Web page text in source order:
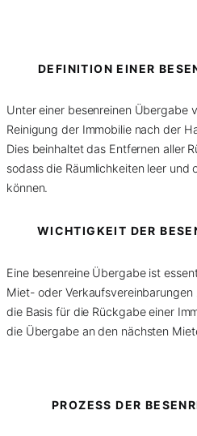
DEFINITION EINER
Unter einer besenreinen Übergabe
Reinigung der Immobilie nach der
Dies beinhaltet das Entfernen aller
sodass die Räumlichkeiten leer
können.
WICHTIGKEIT DER
Eine besenreine Übergabe ist
Miet- oder
die Basis für die Rückgabe einer
die Übergabe an den nächsten
PROZESS DER